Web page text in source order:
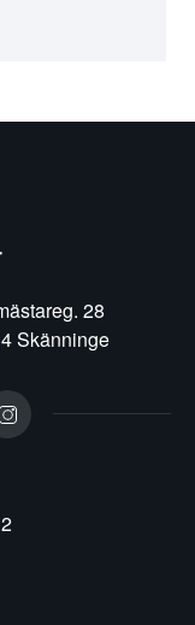
28
Skänninge